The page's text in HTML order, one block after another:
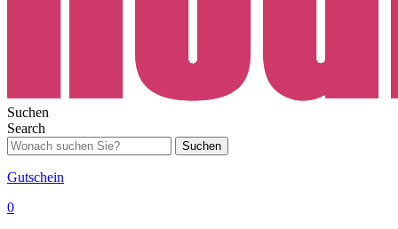
Suchen
Search
Suchen
Gutschein
0